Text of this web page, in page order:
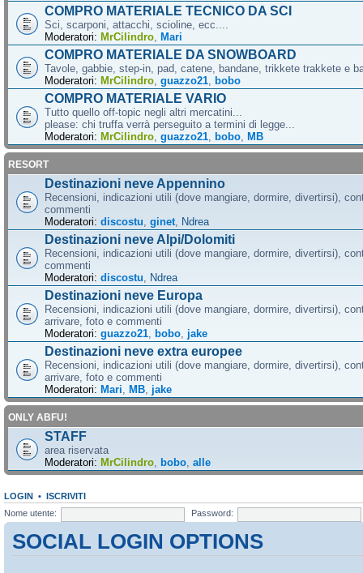
COMPRO MATERIALE TECNICO DA SCI
Sci, scarponi, attacchi, scioline, ecc....
Moderatori: MrCilindro Mari
COMPRO MATERIALE DA SNOWBOARD
Tavole, gabbie, step-in, pad, catene, bandane, trikkete trakkete e
Moderatori: MrCilindro guazzo21 bobo
COMPRO MATERIALE VARIO
Tutto quello off-topic negli altri mercatini...
please: chi truffa verrà perseguito a termini di legge...
Moderatori: MrCilindro guazzo21 bobo MB
RESORT
Destinazioni neve Appennino
Recensioni, indicazioni utili (dove mangiare, dormire, divertirsi),
commenti
Moderatori: discostu ginet Ndrea
Destinazioni neve Alpi/Dolomiti
Recensioni, indicazioni utili (dove mangiare, dormire, divertirsi),
commenti
Moderatori: discostu Ndrea
Destinazioni neve Europa
Recensioni, indicazioni utili (dove mangiare, dormire, divertirsi),
arrivare, foto e commenti
Moderatori: guazzo21 bobo jake
Destinazioni neve extra europee
Recensioni, indicazioni utili (dove mangiare, dormire, divertirsi),
arrivare, foto e commenti
Moderatori: Mari MB jake
ONLY ABFU!
STAFF
area riservata
Moderatori: MrCilindro bobo alle
LOGIN • ISCRIVITI
Nome utente:
Password:
SOCIAL LOGIN OPTIONS